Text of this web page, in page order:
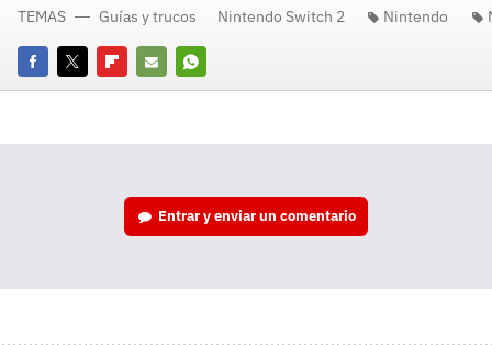
FacebookTwitterFlipboard
E-
Whatsapp
TEMAS Guías y trucos Nintendo Switch 2 Nintendo
Entrar y enviar un comentario